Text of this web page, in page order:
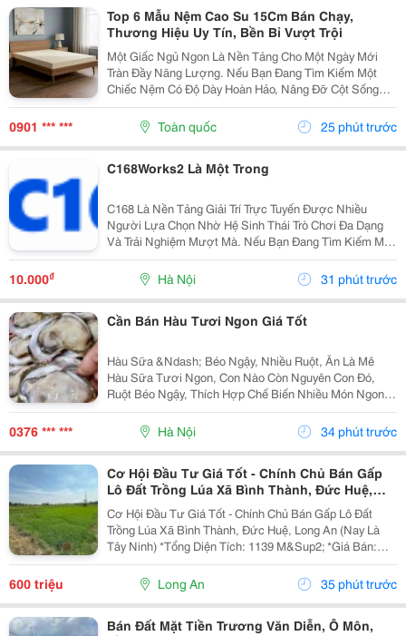
Top 6 Mẫu Nệm Cao Su 15Cm Bán Chạy,
Thương Hiệu Uy Tín, Bền Bỉ Vượt Trội
Một Giấc Ngủ Ngon Là Nền Tảng Cho Một Ngày Mới
Tràn Đầy Năng Lượng. Nếu Bạn Đang Tìm Kiếm Một
Chiếc Nệm Có Độ Dày Hoàn Hảo, Nâng Đỡ Cột Sống
Tối Ưu Và Có Độ Bền Lên Đến Hàng Chục Năm, Nệm
Cao Su 15Cm Chính Là &Ldquo;Tỷ Lệ Vàng&Rdquo;
Không Quá Mỏng...
0901 *** *** Toàn quốc 25 phút trước
C168Works2 Là Một Trong
C168 Là Nền Tảng Giải Trí Trực Tuyến Được Nhiều
Người Lựa Chọn Nhờ Hệ Sinh Thái Trò Chơi Đa Dạng
Và Trải Nghiệm Mượt Mà. Nếu Bạn Đang Tìm Kiếm Một
Sân Chơi Chất Lượng, Đây Là Cái Tên Đáng Để Khám
10.000₫ Hà Nội 31 phút trước
Cần Bán Hàu Tươi Ngon Giá Tốt
Hàu Sữa &Ndash; Béo Ngậy, Nhiều Ruột, Ăn Là Mê
Hàu Sữa Tươi Ngon, Con Nào Còn Nguyên Con Đó,
Ruột Béo Ngậy, Thích Hợp Chế Biến Nhiều Món Ngon
Cho Gia Đình, Quán Ăn Và Nhà Hàng. Hàu Sữa Loại 1:
**60K/Kg** Hàu Đại Dương: **80K/Kg &Ndash; 3-6...
0376 *** *** Hà Nội 34 phút trước
Cơ Hội Đầu Tư Giá Tốt - Chính Chủ Bán Gấp
Lô Đất Trồng Lúa Xã Bình Thành, Đức Huệ,
Long An
Cơ Hội Đầu Tư Giá Tốt - Chính Chủ Bán Gấp Lô Đất
Trồng Lúa Xã Bình Thành, Đức Huệ, Long An (Nay Là
Tây Ninh) *Tổng Diện Tích: 1139 M&Sup2; *Giá Bán:
600Triệu (Có Thương Lượng). **Ưu Điểm: - Đất Bằng
Phẳng, Thuận Tiện Sản Xuất Nông Nghiệp. -...
600 triệu Long An 35 phút trước
Bán Đất Mặt Tiền Trương Văn Diễn, Ô Môn,